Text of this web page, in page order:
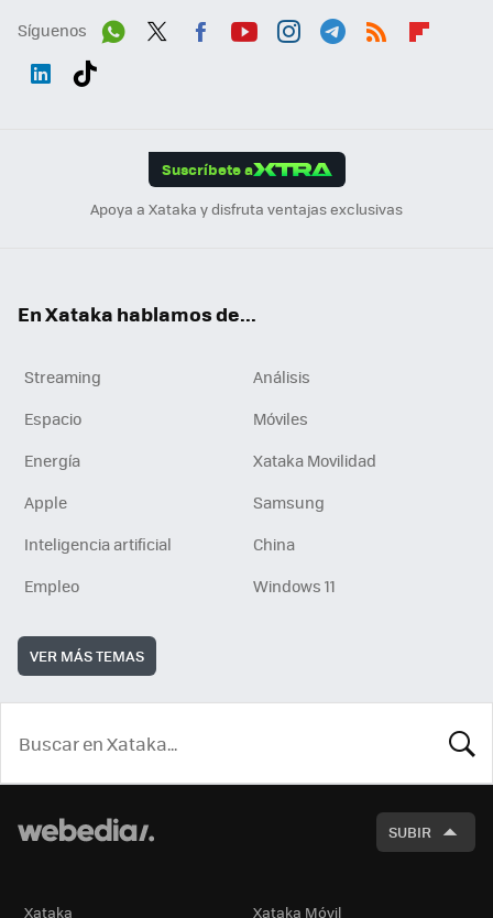
Síguenos
Suscríbete a
Apoya a Xataka y disfruta ventajas exclusivas
En Xataka hablamos de...
Streaming
Análisis
Espacio
Móviles
Energía
Xataka Movilidad
Apple
Samsung
Inteligencia artificial
China
Empleo
Windows 11
VER MÁS TEMAS
SUBIR
Xataka Xataka Móvil